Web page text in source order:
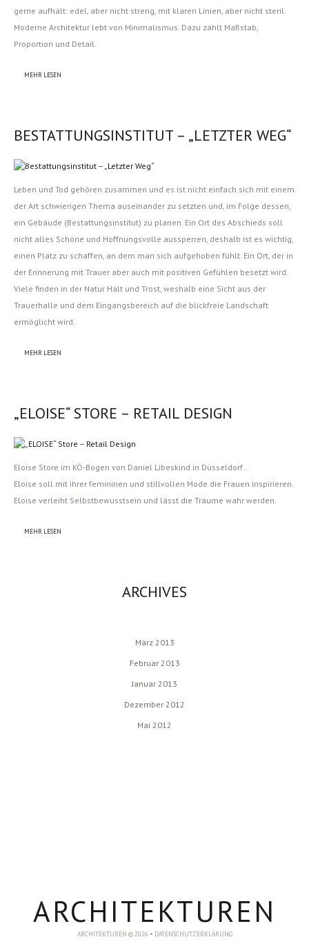
gerne aufhält: edel, aber nicht streng, mit klaren Linien, aber nicht steril.
Moderne Architektur lebt von Minimalismus. Dazu zählt Maßstab,
Proportion und Detail.
MEHR LESEN
BESTATTUNGSINSTITUT – „LETZTER WEG“
Leben und Tod gehören zusammen und es ist nicht einfach sich mit einem
der Art schwierigen Thema auseinander zu setzten und, im Folge dessen,
ein Gebäude (Bestattungsinstitut) zu planen. Ein Ort des Abschieds soll
nicht alles Schöne und Hoffnungsvolle aussperren, deshalb ist es wichtig,
einen Platz zu schaffen, an dem man sich aufgehoben fühlt. Ein Ort, der in
der Erinnerung mit Trauer aber auch mit positiven Gefühlen besetzt wird.
Viele finden in der Natur Halt und Trost, weshalb eine Sicht aus der
Trauerhalle und dem Eingangsbereich auf die blickfreie Landschaft
ermöglicht wird.
MEHR LESEN
„ELOISE“ STORE – RETAIL DESIGN
Eloise Store im KÖ-Bogen von Daniel Libeskind in Düsseldorf…
Eloise soll mit ihrer femininen und stillvollen Mode die Frauen inspirieren.
Eloise verleiht Selbstbewusstsein und lässt die Träume wahr werden.
MEHR LESEN
ARCHIVES
März 2013
Februar 2013
Januar 2013
Dezember 2012
Mai 2012
ARCHITEKTUREN
ARCHITEKTUREN © 2026 • DATENSCHUTZERKLÄRUNG